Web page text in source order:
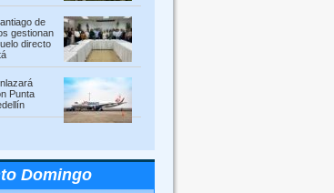
de
gestionan
directo
Punta
Domingo